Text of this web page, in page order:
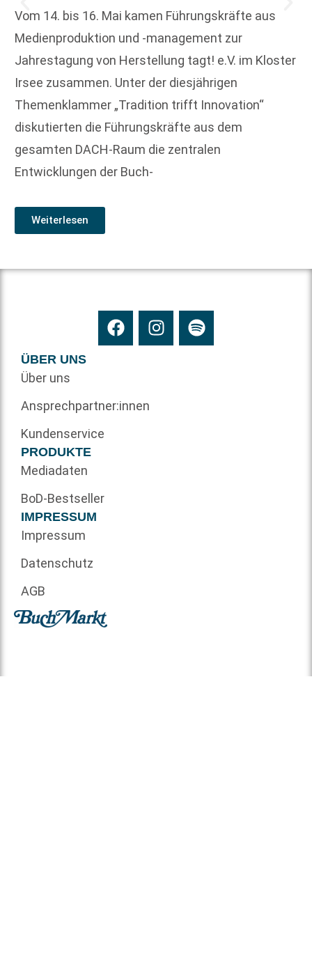
Vom 14. bis 16. Mai kamen Führungskräfte aus
Medienproduktion und -management zur
Jahrestagung von Herstellung tagt! e.V. im Kloster
Irsee zusammen. Unter der diesjährigen
Themenklammer „Tradition trifft Innovation“
diskutierten die Führungskräfte aus dem
gesamten DACH-Raum die zentralen
Entwicklungen der Buch-
Weiterlesen
ÜBER UNS
Über uns
Ansprechpartner:innen
Kundenservice
PRODUKTE
Mediadaten
BoD-Bestseller
IMPRESSUM
Impressum
Datenschutz
AGB